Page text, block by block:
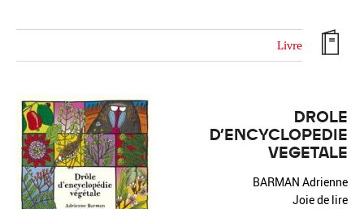
Réinitialiser Fermer la recherche avancée
Livre
DROLE
D'ENCYCLOPEDIE
VEGETALE
BARMAN Adrienne
Joie de lire